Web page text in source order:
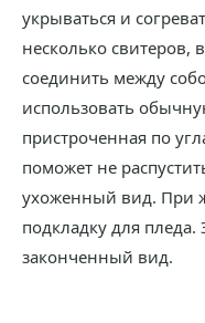
укрываться и
несколько свитеров,
соединить между
использовать
пристроченная по
поможет не
ухоженный вид. При
подкладку для
законченный вид.